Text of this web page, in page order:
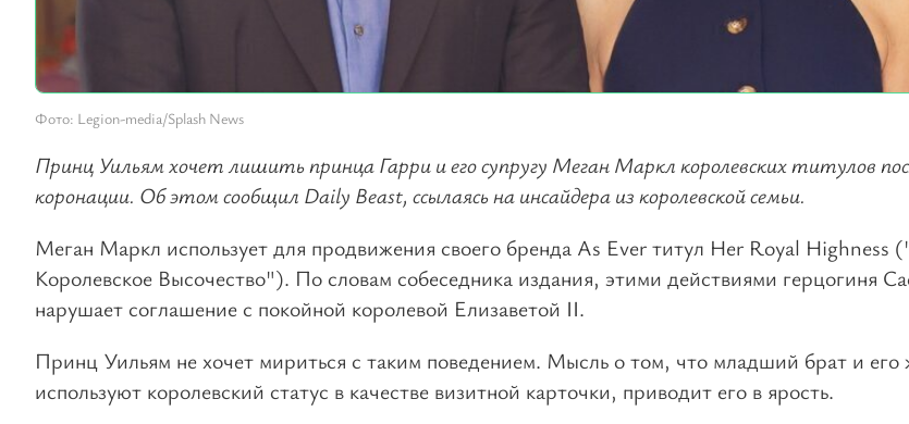
Фото: Legion-media/Splash News
Принц Уильям хочет лишить принца Гарри и его супругу Меган Маркл королевских титулов
коронации. Об этом сообщил Daily Beast, ссылаясь на инсайдера из королевской семьи.
Меган Маркл использует для продвижения своего бренда As Ever титул Her Royal Highness
Королевское Высочество"). По словам собеседника издания, этими действиями герцогиня
нарушает соглашение с покойной королевой Елизаветой II.
Принц Уильям не хочет мириться с таким поведением. Мысль о том, что младший брат и его
используют королевский статус в качестве визитной карточки, приводит его в ярость.